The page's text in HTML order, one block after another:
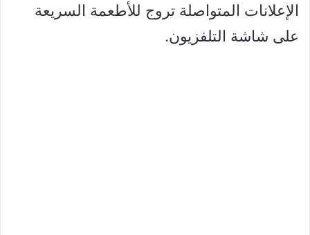
الإعلانات المتواصلة تروج للأطعمة السريعة
على شاشة التلفزيون.